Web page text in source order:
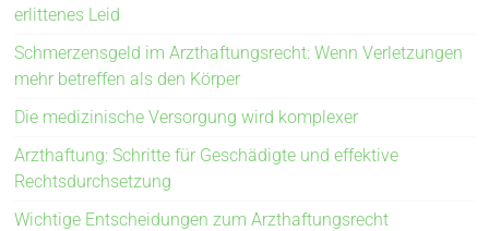
erlittenes Leid
Schmerzensgeld im Arzthaftungsrecht: Wenn Verletzungen
mehr betreffen als den Körper
Die medizinische Versorgung wird komplexer
Arzthaftung: Schritte für Geschädigte und effektive
Rechtsdurchsetzung
Wichtige Entscheidungen zum Arzthaftungsrecht